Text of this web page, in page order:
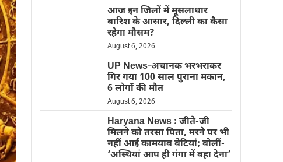
आज इन जिलों में मूसलाधार
बारिश के आसार, दिल्ली का कैसा
रहेगा मौसम?
August 6, 2026
UP News-अचानक भरभराकर
गिर गया 100 साल पुराना मकान,
6 लोगों की मौत
August 6, 2026
Haryana News : जीते-जी
मिलने को तरसा पिता, मरने पर भी
नहीं आईं कामयाब बेटियां; बोलीं-
‘अस्थियां आप ही गंगा में बहा देना’